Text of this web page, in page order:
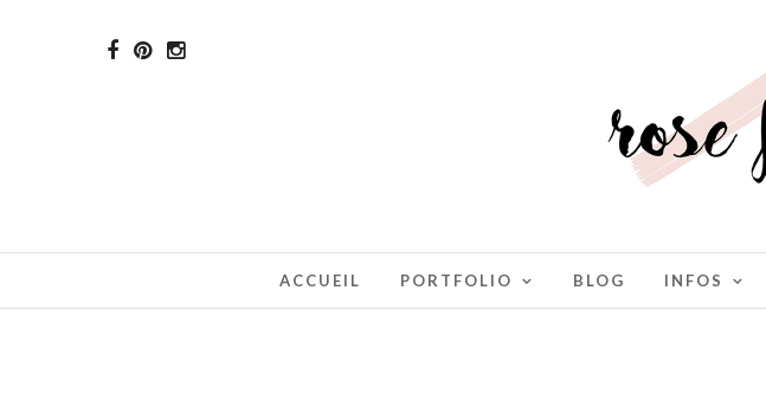
ACCUEIL PORTFOLIO BLOG INFOS